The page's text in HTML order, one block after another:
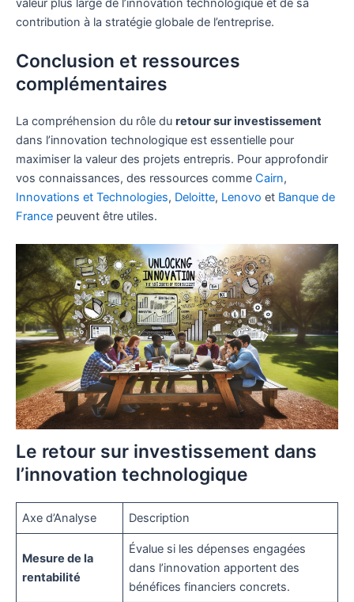
valeur plus large de l’innovation technologique et de sa
contribution à la stratégie globale de l’entreprise.
Conclusion et ressources
complémentaires
La compréhension du rôle du retour sur investissement
dans l’innovation technologique est essentielle pour
maximiser la valeur des projets entrepris. Pour approfondir
vos connaissances, des ressources comme Cairn,
Innovations et Technologies, Deloitte, Lenovo et Banque de
France peuvent être utiles.
Le retour sur investissement dans
l’innovation technologique
Axe d’Analyse Description
Mesure de la
rentabilité
Évalue si les dépenses engagées
dans l’innovation apportent des
bénéfices financiers concrets.